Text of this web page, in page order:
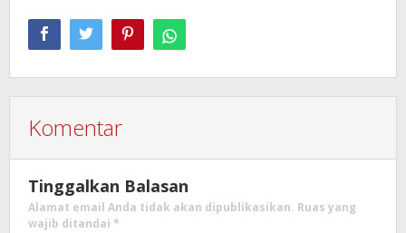
Komentar
Tinggalkan Balasan
Alamat email Anda tidak akan dipublikasikan. Ruas yang
wajib ditandai *